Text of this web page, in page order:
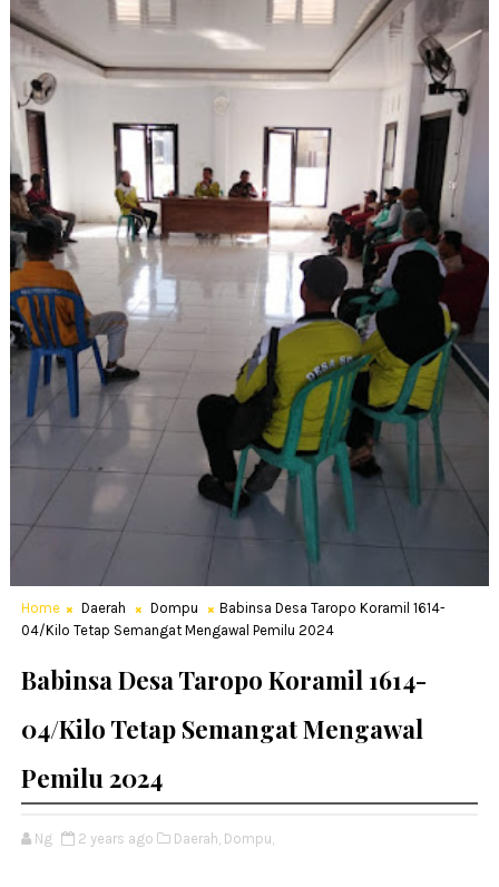
Home Daerah Dompu
Babinsa Desa Taropo Koramil 1614-
04/Kilo Tetap Semangat Mengawal Pemilu 2024
Babinsa Desa Taropo Koramil 1614-
04/Kilo Tetap Semangat Mengawal
Pemilu 2024
Ng 2 years ago Daerah, Dompu,